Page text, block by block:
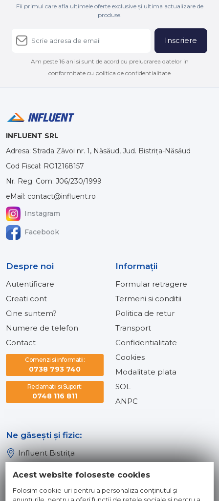
Fii primul care afla ultimele oferte exclusive și ultima actualizare de
produse.
Inscriere
Am peste 16 ani si sunt de acord cu prelucrarea datelor in
conformitate cu politica de confidentialitate
INFLUENT SRL
Adresa: Strada Zăvoi nr. 1, Năsăud, Jud. Bistrița-Năsăud
Cod Fiscal: RO12168157
Nr. Reg. Com: J06/230/1999
eMail: contact@influent.ro
Instagram
Facebook
Despre noi
Autentificare
Creati cont
Cine suntem?
Numere de telefon
Contact
Comenzi si informatii:
0738 793 740
Reclamatii si Suport:
0748 116 811
Informaţii
Formular retragere
Termeni si conditii
Politica de retur
Transport
Confidentialitate
Cookies
Modalitate plata
SOL
ANPC
Ne găsești și fizic:
Influent Bistrița
Influent Dej
Acest website foloseste cookies
Folosim cookie-uri pentru a personaliza conținutul și